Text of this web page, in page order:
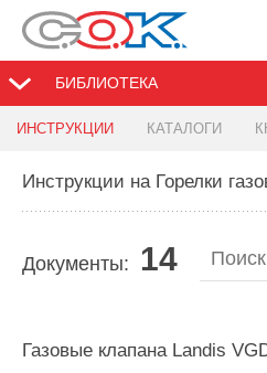
БИБЛИОТЕКА
ИНСТРУКЦИИ КАТАЛОГИ
Инструкции на Горелки
Документы: 14
Газовые клапана Landis